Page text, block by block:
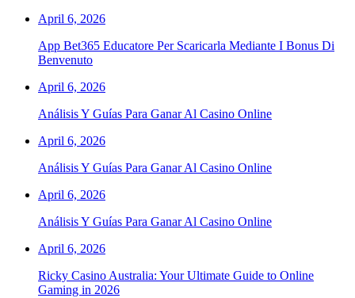
April 6, 2026
App Bet365 Educatore Per Scaricarla Mediante I Bonus Di
Benvenuto
April 6, 2026
Análisis Y Guías Para Ganar Al Casino Online
April 6, 2026
Análisis Y Guías Para Ganar Al Casino Online
April 6, 2026
Análisis Y Guías Para Ganar Al Casino Online
April 6, 2026
Ricky Casino Australia: Your Ultimate Guide to Online
Gaming in 2026